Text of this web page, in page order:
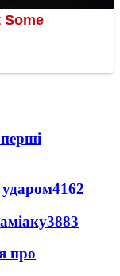
ударом4162
3883
про